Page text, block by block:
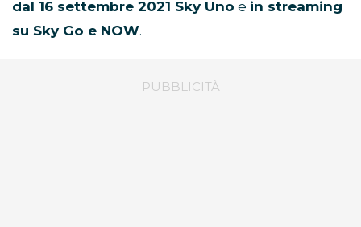
dal 16 settembre 2021 Sky Uno e in streaming
su Sky Go e NOW.